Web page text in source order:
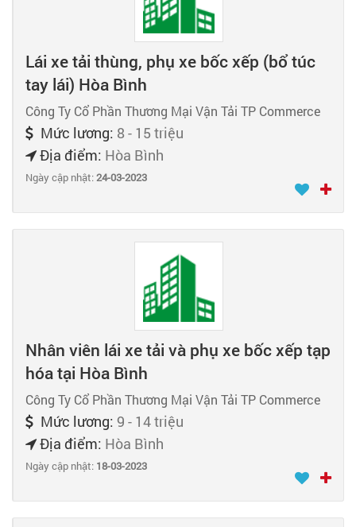
Lái xe tải thùng, phụ xe bốc xếp (bổ túc
tay lái) Hòa Bình
Công Ty Cổ Phần Thương Mại Vận Tải TP Commerce
Mức lương: 8 - 15 triệu
Địa điểm: Hòa Bình
Ngày cập nhật:24-03-2023
Nhân viên lái xe tải và phụ xe bốc xếp tạp
hóa tại Hòa Bình
Công Ty Cổ Phần Thương Mại Vận Tải TP Commerce
Mức lương: 9 - 14 triệu
Địa điểm: Hòa Bình
Ngày cập nhật: 18-03-2023